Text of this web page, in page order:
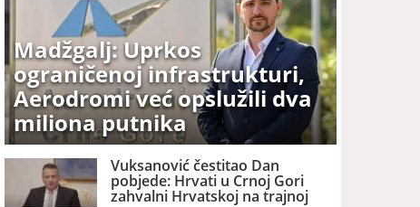
Madžgalj: Uprkos
ograničenoj infrastrukturi,
Aerodromi već opslužili dva
miliona putnika
Vuksanović čestitao Dan
pobjede: Hrvati u Crnoj Gori
zahvalni Hrvatskoj na trajnoj